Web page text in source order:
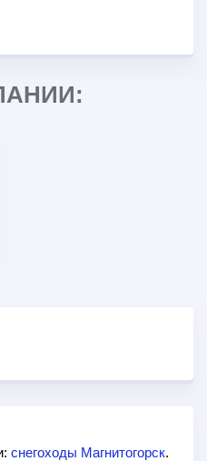
снегоходы Магнитогорск.